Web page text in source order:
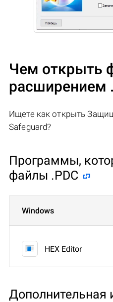
Чем открыть
расширением
Ищете как открыть
Safeguard?
Программы,
файлы .PDC
Windows
HEX Editor
Дополнительная